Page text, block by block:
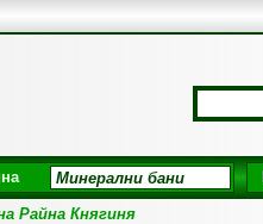
Райна Княгиня